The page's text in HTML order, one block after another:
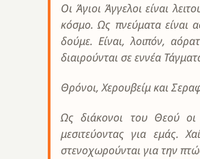
Οι Άγιοι Άγγελοι είναι
κόσμο. Ως πνεύματαείναι
δούμε. Είναι, λοιπόν,
διαιρούνται σε εννέα
Θρόνοι, Χερουβείμ και
Ως διάκονοι του Θεού οι
μεσιτεύοντας για εμάς.
στενοχωρούνται για την